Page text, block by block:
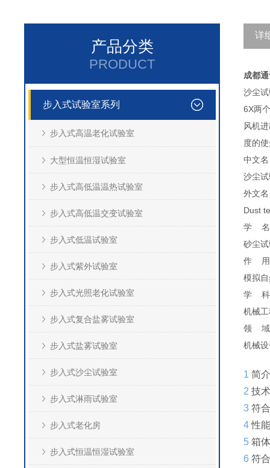
产品分类
PRODUCT
步入式试验室系列
步入式高温老化试验室
大型恒温恒湿试验室
步入式高低温温热试验室
步入式高低温交变试验室
步入式低温试验室
步入式紫外试验室
步入式光照老化试验室
步入式复合盐雾试验室
步入式盐雾试验室
步入式沙尘试验室
步入式淋雨试验室
步入式老化房
步入式恒温恒湿试验室
详
成都
沙尘
6X两
风机
度的
中文名
沙尘
外文名
Dust
学 名
砂尘
作 用
模拟
学 科
机械
领 域
机械
1 简介
2 技
3 符
4 性
5 箱
6 符